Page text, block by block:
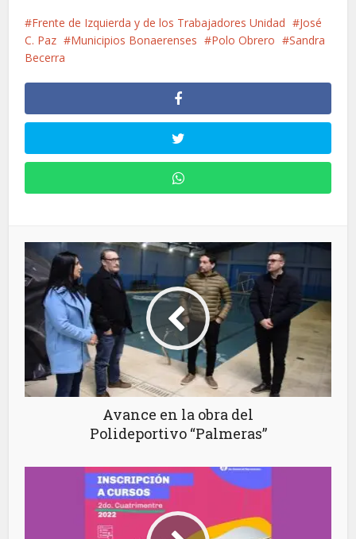
Frente de Izquierda y de los Trabajadores Unidad
José
C. Paz
Municipios Bonaerenses Polo Obrero
Sandra
Becerra
Avance en la obra del
Polideportivo “Palmeras”